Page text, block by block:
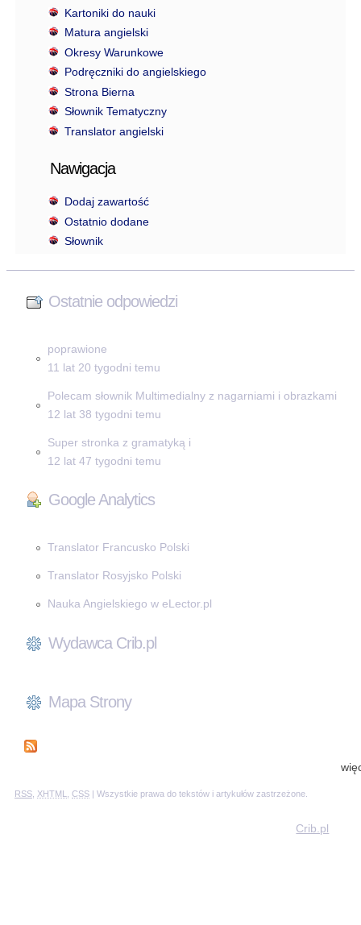
Kartoniki do nauki
Matura angielski
Okresy Warunkowe
Podręczniki do angielskiego
Strona Bierna
Słownik Tematyczny
Translator angielski
Nawigacja
Dodaj zawartość
Ostatnio dodane
Słownik
Ostatnie odpowiedzi
poprawione
11 lat 20 tygodni temu
Polecam słownik Multimedialny z nagarniami i obrazkami
12 lat 38 tygodni temu
Super stronka z gramatyką i
12 lat 47 tygodni temu
Google Analytics
Translator Francusko Polski
Translator Rosyjsko Polski
Nauka Angielskiego w eLector.pl
Wydawca Crib.pl
Mapa Strony
RSS XHTML CSS | Wszystkie prawa do tekstów i artykułów zastrzeżone.
Crib.pl